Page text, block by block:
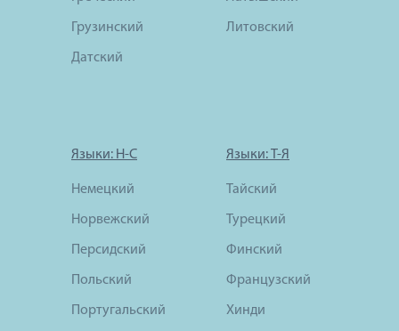
Грузинский
Датский
Литовский
Языки: Н-С
Немецкий
Норвежский
Персидский
Польский
Португальский
Языки: Т-Я
Тайский
Турецкий
Финский
Французский
Хинди